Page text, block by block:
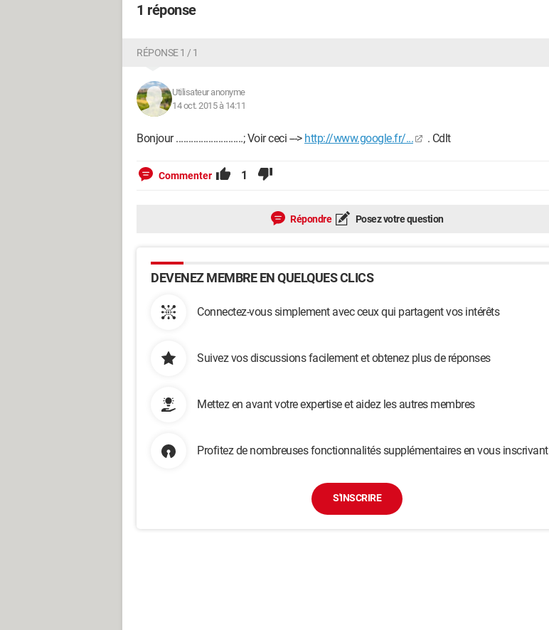
1 réponse
RÉPONSE 1 / 1
Utilisateur anonyme
14 oct. 2015 à 14:11
Bonjour ...........................; Voir ceci ---> http://www.google.fr/... . Cdlt
Commenter 1
Répondre Posez votre question
DEVENEZ MEMBRE EN QUELQUES CLICS
Connectez-vous simplement avec ceux qui partagent vos intérêts
Suivez vos discussions facilement et obtenez plus de réponses
Mettez en avant votre expertise et aidez les autres membres
Profitez de nombreuses fonctionnalités supplémentaires en vous inscrivant
S'INSCRIRE